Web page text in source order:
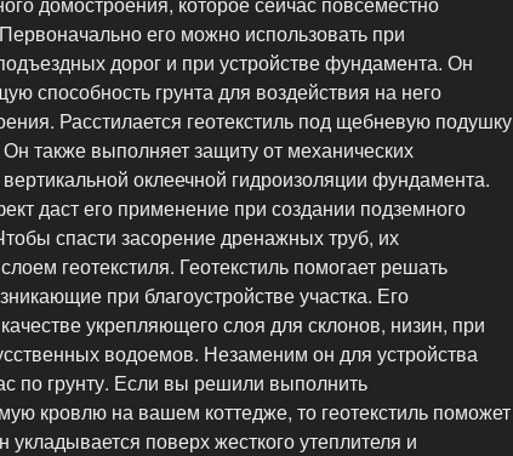
его можно использовать при
дорог и при устройстве фундамента. Он
способность грунта для воздействия на него
Расстилается геотекстиль под щебневую подушку
также выполняет защиту от механических
оклеечной гидроизоляции фундамента.
даст его применение при создании подземного
спасти засорение дренажных труб, их
геотекстиля. Геотекстиль помогает решать
при благоустройстве участка. Его
укрепляющего слоя для склонов, низин, при
водоемов. Незаменим он для устройства
по грунту. Если вы решили выполнить
кровлю на вашем коттедже, то геотекстиль поможет
укладывается поверх жесткого утеплителя и